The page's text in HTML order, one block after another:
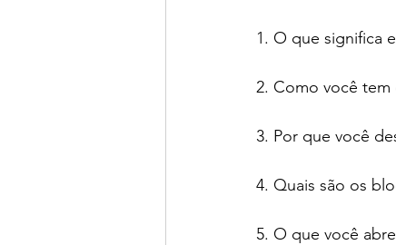
1. O que significa
2. Como você
3. Por que você
4. Quais são os
5. O que você